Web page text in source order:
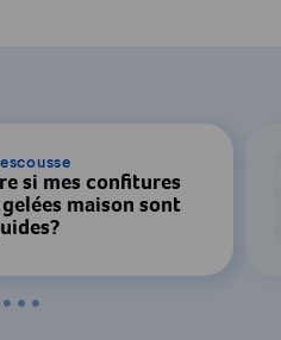
si mes confitures
maison sont